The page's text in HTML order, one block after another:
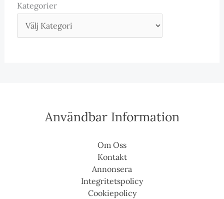
Kategorier
Användbar Information
Om Oss
Kontakt
Annonsera
Integritetspolicy
Cookiepolicy